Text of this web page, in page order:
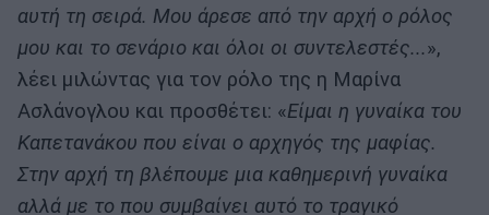
αυτή τη σειρά. Μου άρεσε από την αρχή ο ρόλος
μου και το σενάριο και όλοι οι συντελεστές...»,
λέει μιλώντας για τον ρόλο της η Μαρίνα
Ασλάνογλου και προσθέτει: «Είμαι η γυναίκα του
Καπετανάκου που είναι ο αρχηγός της μαφίας.
Στην αρχή τη βλέπουμε μια καθημερινή γυναίκα
αλλά με το που συμβαίνει αυτό το τραγικό